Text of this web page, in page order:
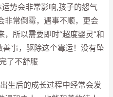
势会非常影响,孩子的怨气
非常倒霉，遇事不顺，更会
所以需要即时“超度婴灵”和
善事，驱除这个霉运！没有坠
了不舒服
后的成长过程中经常会发